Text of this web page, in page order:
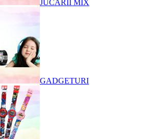
JUCARII MIX
GADGETURI